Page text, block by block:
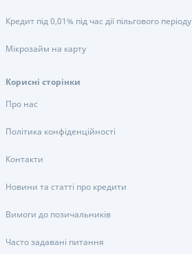
Кредит під 0,01% під час дії пільгового періоду
Мікрозайм на карту
Корисні сторінки
Про нас
Політика конфіденційності
Контакти
Новини та статті про кредити
Вимоги до позичальників
Часто задавані питання